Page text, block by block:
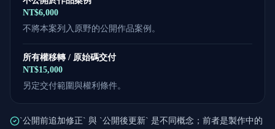
NT$6,000
不將本案列入原野的公開作品案例。
所有權移轉 / 原始碼交付
NT$15,000
另定交付範圍與權利條件。
`公開前追加修正` 與 `公開後更新` 是不同概念；前者是製作中的